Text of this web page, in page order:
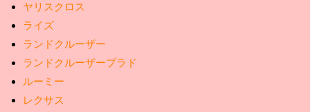
ヤリスクロス
ライズ
ランドクルーザー
ランドクルーザープラド
ルーミー
レクサス